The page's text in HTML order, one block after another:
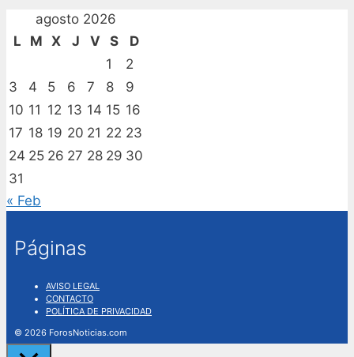
agosto 2026
L
M X J V S
D
1
2
3
4 5 6 7 8
9
10 11 12 13 14 15 16
17 18 19 20 21 22 23
24 25 26 27 28 29 30
31
« Feb
Páginas
AVISO LEGAL
CONTACTO
POLÍTICA DE PRIVACIDAD
© 2026 ForosNoticias.com